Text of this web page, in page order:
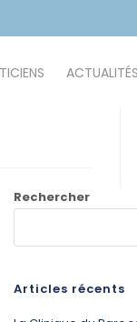
ACTUALITÉS
Rechercher
Articles récents